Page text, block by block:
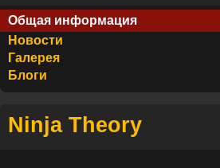
Общая информация
Новости
Галерея
Блоги
Ninja Theory